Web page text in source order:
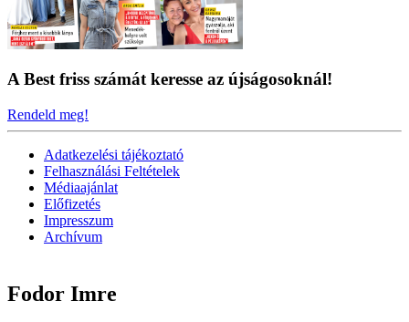
A Best friss számát keresse az újságosoknál!
Rendeld meg!
Adatkezelési tájékoztató
Felhasználási Feltételek
Médiaajánlat
Előfizetés
Impresszum
Archívum
Fodor Imre